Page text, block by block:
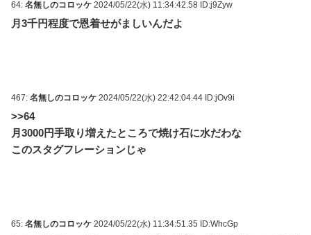
64: 名無しのコロッケ 2024/05/22(水) 11:34:42.58 ID:j9Zyw
月3千円程度で恩着せがましいんだよ
467: 名無しのコロッケ 2024/05/22(水) 22:42:04.44 ID:jOv9i
>>64
月3000円手取り増えたところで焼け石に水だわな
このスタグフレーションじゃ
65: 名無しのコロッケ 2024/05/22(水) 11:34:51.35 ID:WhcGp